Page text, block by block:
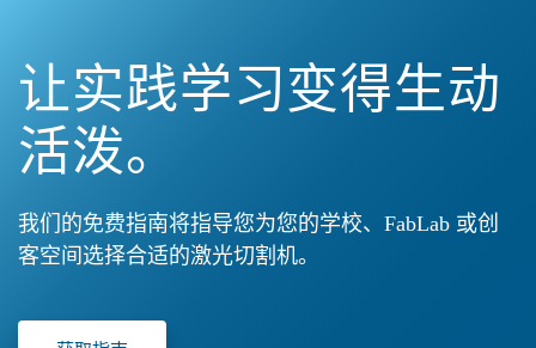
让实践学习变得生动
活泼。
我们的免费指南将指导您为您的学校、FabLab 或创
客空间选择合适的激光切割机。